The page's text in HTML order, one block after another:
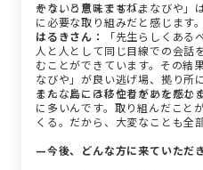
かな、と思えますね。
そういう意味でも「まなびや」
に必要な取り組みだと感じます。
はるきさん：
「先生らしくある
人と人として同じ目線での会話
むことができています。その結
なびや」が良い逃げ場、拠り所
そんなところにやりがいを感じ
また、島には移住者をあたたか
に多いんです。取り組んだこと
くる。だから、大変なことも全
—今後、どんな方に来ていただ